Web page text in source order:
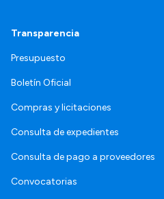
Transparencia
Presupuesto
Boletín Oficial
Compras y licitaciones
Consulta de expedientes
Consulta de pago a proveedores
Convocatorias